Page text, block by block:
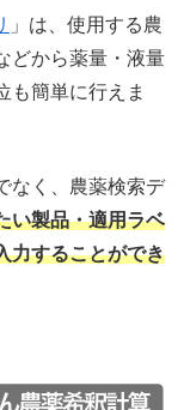
」は、使用する農
どから薬量・液量
も簡単に行えま
なく、農薬検索デ
い製品・適用ラベ
力することができ